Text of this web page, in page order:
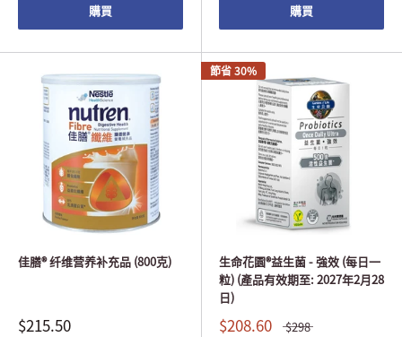
購買 購買
佳膳® 纤维营养补充品 (800克)
$215.50
節省 30%
生命花園®益生菌 - 強效 (每日一
粒) (產品有效期至: 2027年2月28
日)
$208.60 $298